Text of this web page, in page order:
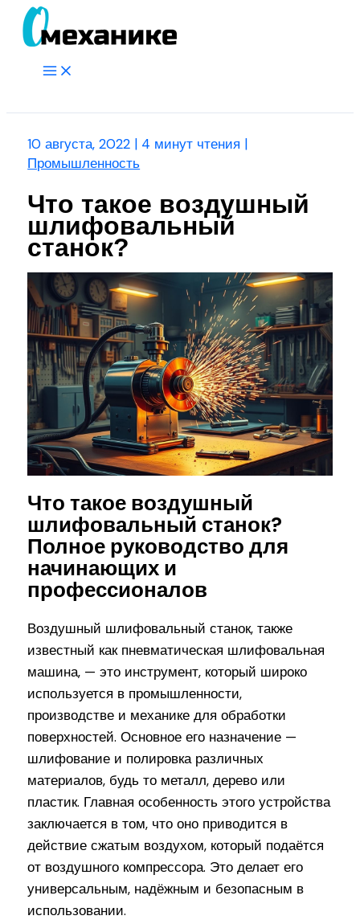
Перейти
Main
10 августа, 2022 | 4 минут чтения |
Промышленность
Что такое воздушный
шлифовальный
станок?
Что такое воздушный
шлифовальный станок?
Полное руководство для
начинающих и
профессионалов
Воздушный шлифовальный станок, также
известный как пневматическая шлифовальная
машина, — это инструмент, который широко
используется в промышленности,
производстве и механике для обработки
поверхностей. Основное его назначение —
шлифование и полировка различных
материалов, будь то металл, дерево или
пластик. Главная особенность этого устройства
заключается в том, что оно приводится в
действие сжатым воздухом, который подаётся
от воздушного компрессора. Это делает его
универсальным, надёжным и безопасным в
использовании.